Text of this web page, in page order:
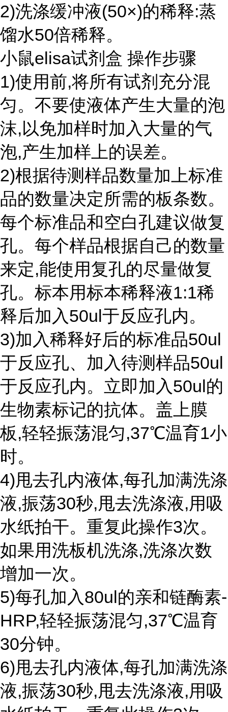
2)洗涤缓冲液(50×)的稀释:蒸
馏水50倍稀释。
小鼠elisa试剂盒 操作步骤
1)使用前,将所有试剂充分混
匀。不要使液体产生大量的泡
沫,以免加样时加入大量的气
泡,产生加样上的误差。
2)根据待测样品数量加上标准
品的数量决定所需的板条数。
每个标准品和空白孔建议做复
孔。每个样品根据自己的数量
来定,能使用复孔的尽量做复
孔。标本用标本稀释液1:1稀
释后加入50ul于反应孔内。
3)加入稀释好后的标准品50ul
于反应孔、加入待测样品50ul
于反应孔内。立即加入50ul的
生物素标记的抗体。盖上膜
板,轻轻振荡混匀,37℃温育1小
时。
4)甩去孔内液体,每孔加满洗涤
液,振荡30秒,甩去洗涤液,用吸
水纸拍干。重复此操作3次。
如果用洗板机洗涤,洗涤次数
增加一次。
5)每孔加入80ul的亲和链酶素-
HRP,轻轻振荡混匀,37℃温育
30分钟。
6)甩去孔内液体,每孔加满洗涤
液,振荡30秒,甩去洗涤液,用吸